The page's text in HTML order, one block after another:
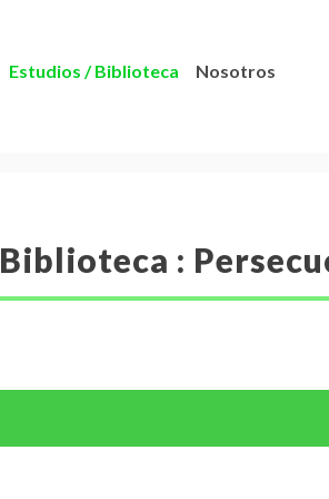
Estudios / Biblioteca Nosotros
Biblioteca :